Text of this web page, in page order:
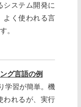
システム開発に
よく使われる言
。
グ言語の例
学習が簡単。機
われるが、実行